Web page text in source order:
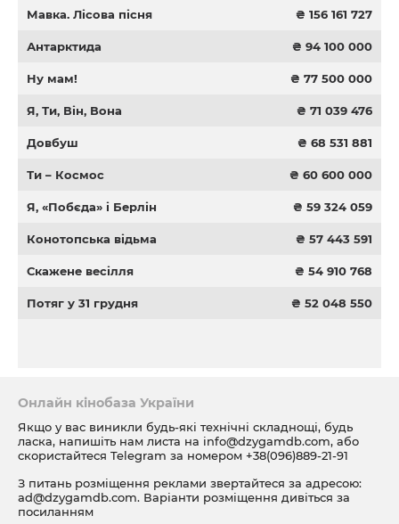
Мавка. Лісова пісня ₴ 156 161 727
Антарктида ₴ 94 100 000
Ну мам! ₴ 77 500 000
Я, Ти, Він, Вона ₴ 71 039 476
Довбуш ₴ 68 531 881
Ти – Космос ₴ 60 600 000
Я, «Побєда» і Берлін ₴ 59 324 059
Конотопська відьма ₴ 57 443 591
Скажене весілля ₴ 54 910 768
Потяг у 31 грудня ₴ 52 048 550
Онлайн кінобаза України
Якщо у вас виникли будь-які технічні складнощі, будь
ласка, напишіть нам листа на info@dzygamdb.com, або
скористайтеся Telegram за номером +38(096)889-21-91
З питань розміщення реклами звертайтеся за адресою:
ad@dzygamdb.com. Варіанти розміщення дивіться за
посиланням